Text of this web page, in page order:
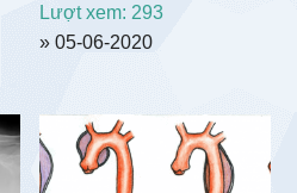
Lượt xem: 293
» 05-06-2020